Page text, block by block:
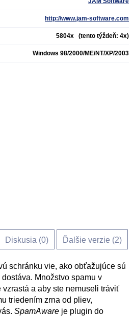
http://www.jam-software.com
5804x (tento týždeň: 4x)
Windows 98/2000/ME/NT/XP/2003
Diskusia (0) Ďalšie verzie (2)
schránku vie, ako obťažujúce sú
Množstvo spamu v
a aby ste nemuseli tráviť
triedením zrna od pliev,
SpamAware je plugin do